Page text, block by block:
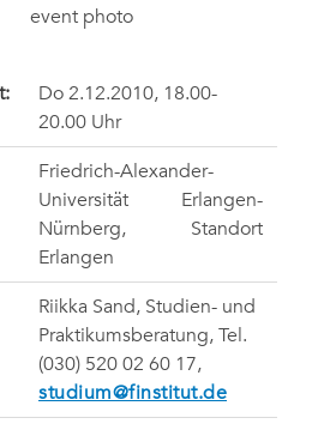
Do 2.12.2010, 18.00-
20.00 Uhr
Friedrich-Alexander-
Universität Erlangen-
Nürnberg, Standort
Erlangen
Riikka Sand, Studien- und
Praktikumsberatung, Tel.
(030) 520 02 60 17,
studium@finstitut.de